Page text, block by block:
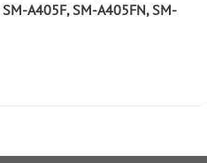
SM-A405F, SM-A405FN, SM-